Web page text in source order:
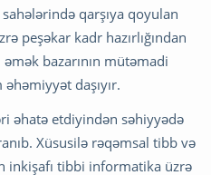
qarşıya qoyulan
peşəkar kadr hazırlığından
əmək bazarının mütəmadi
daşıyır.
əhatə etdiyindən səhiyyədə
Xüsusilə rəqəmsal tibb və
inkişafı tibbi informatika üzrə